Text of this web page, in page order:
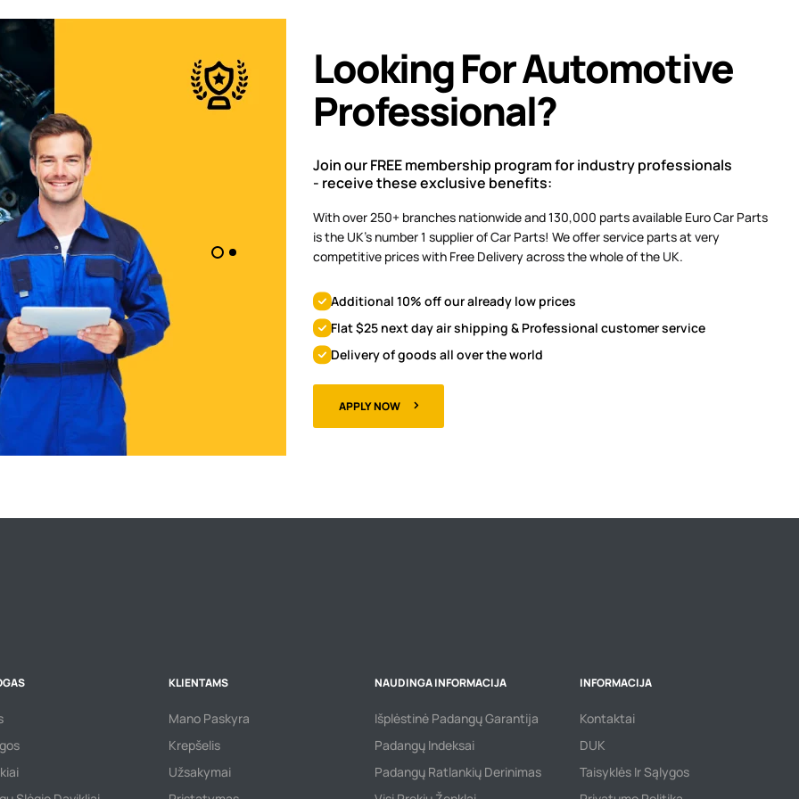
Looking For Automotive
Professional?
Join our FREE membership program for industry professionals
- receive these exclusive benefits:
With over 250+ branches nationwide and 130,000 parts available Euro Car Parts
is the UK's number 1 supplier of Car Parts! We offer service parts at very
competitive prices with Free Delivery across the whole of the UK.
Additional 10% off our already low prices
Flat $25 next day air shipping & Professional customer service
Delivery of goods all over the world
APPLY NOW
KLIENTAMS
Mano Paskyra
Krepšelis
Užsakymai
NAUDINGA INFORMACIJA
Išplėstinė Padangų Garantija
Padangų Indeksai
Padangų Ratlankių Derinimas
INFORMACIJA
Kontaktai
DUK
Taisyklės Ir Sąlygos